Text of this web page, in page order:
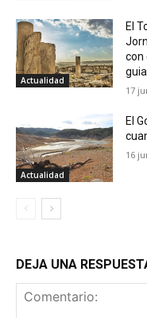
Actualidad
El
con
17
Actualidad
El
16
DEJA UNA